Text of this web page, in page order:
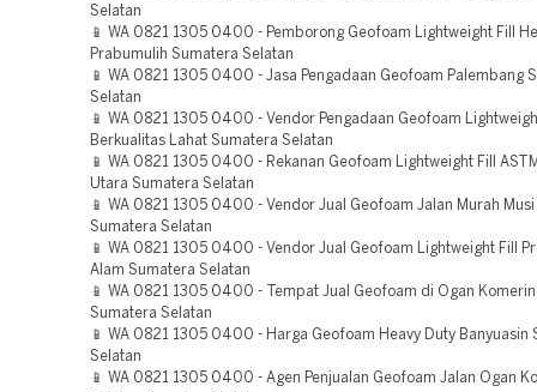
Selatan
📱 WA 0821 1305 0400 - Pemborong Geofoam Lightweight Fill
Prabumulih Sumatera Selatan
📱 WA 0821 1305 0400 - Jasa Pengadaan Geofoam Palembang
Selatan
📱 WA 0821 1305 0400 - Vendor Pengadaan Geofoam
Berkualitas Lahat Sumatera Selatan
📱 WA 0821 1305 0400 - Rekanan Geofoam Lightweight Fill
Utara Sumatera Selatan
📱 WA 0821 1305 0400 - Vendor Jual Geofoam Jalan Murah Musi
Sumatera Selatan
📱 WA 0821 1305 0400 - Vendor Jual Geofoam Lightweight Fill
Alam Sumatera Selatan
📱 WA 0821 1305 0400 - Tempat Jual Geofoam di Ogan
Sumatera Selatan
📱 WA 0821 1305 0400 - Harga Geofoam Heavy Duty Banyuasin
Selatan
📱 WA 0821 1305 0400 - Agen Penjualan Geofoam Jalan Ogan